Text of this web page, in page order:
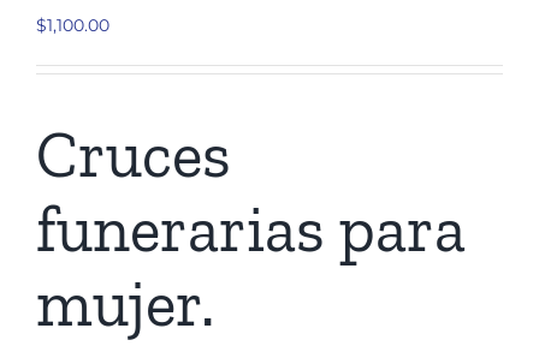
$1,100.00
Cruces
funerarias para
mujer.